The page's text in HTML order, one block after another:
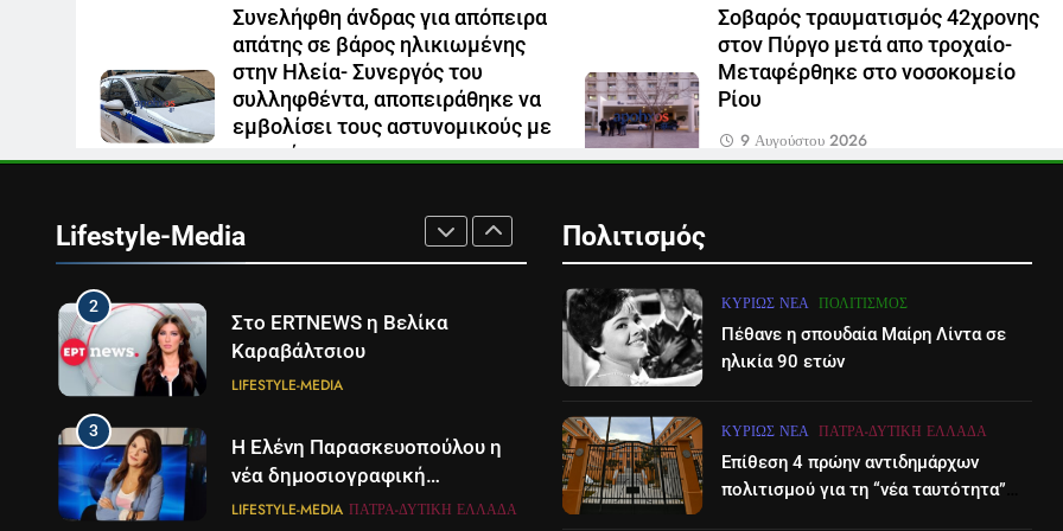
Συνελήφθη άνδρας για απόπειρα
απάτης σε βάρος ηλικιωμένης
στην Ηλεία- Συνεργός του
συλληφθέντα, αποπειράθηκε να
εμβολίσει τους αστυνομικούς με
αυτοκίνητο
Σοβαρός τραυματισμός 42χρονης
στον Πύργο μετά απο τροχαίο-
Μεταφέρθηκε στο νοσοκομείο
Ρίου
9 Αυγούστου 2026
Lifestyle-Media
LIFESTYLE-MEDIA
Καθημερινή και The New York
Times μαζί σε μια νέα
συνδρομητική πρόταση
LIFESTYLE-MEDIA
24
LIFESTYLE-MEDIA
2
Στο ERTNEWS η Βελίκα
Καραβάλτσιου
LIFESTYLE-MEDIA
3
Η Ελένη Παρασκευοπούλου η
νέα δημοσιογραφική
προσθήκη του ΣΚΑΪ στην
LIFESTYLE-MEDIA ΠΆΤΡΑ-ΔΥΤΙΚΉ ΕΛΛΆΔΑ
Πολιτισμός
ΚΥΡΊΩΣ ΝΈΑ ΠΟΛΙΤΙΣΜΌΣ
Πέθανε η σπουδαία Μαίρη Λίντα σε
ηλικία 90 ετών
ΚΥΡΊΩΣ ΝΈΑ ΠΆΤΡΑ-ΔΥΤΙΚΉ ΕΛΛΆΔΑ
Επίθεση 4 πρώην αντιδημάρχων
πολιτισμού για τη “νέα ταυτότητα”